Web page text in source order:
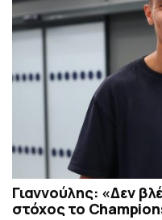
Γιαννούλης: «Δεν
στόχος το